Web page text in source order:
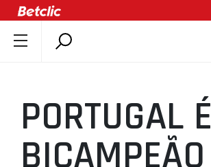
ÚLTIMAS
COMPETIÇÕES
PORTUGAL É
BICAMPEÃO